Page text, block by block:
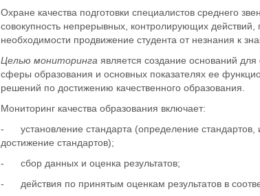
Охране качества подготовки специалистов среднего
совокупность непрерывных, контролирующих
необходимости продвижение студента от незнания к
Целью мониторинга является создание оснований
сферы образования и основных показателях ее
решений по достижению качественного образования.
Мониторинг качества образования включает:
- установление стандарта (определение стандартов,
достижение стандартов);
- сбор данных и оценка результатов;
- действия по принятым оценкам результатов в